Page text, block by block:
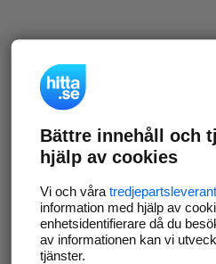
Bättre innehåll och
hjälp av cookies
Vi och våra
information med hjälp av
enhetsidentifierare då du
av informationen kan vi
tjänster.